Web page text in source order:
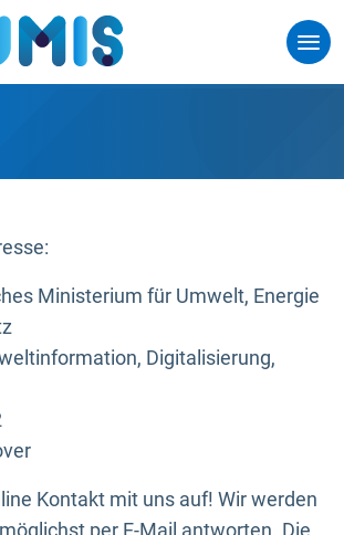
Ministerium für Umwelt, Energie
Digitalisierung,
Kontakt mit uns auf! Wir werden
per E-Mail antworten. Die